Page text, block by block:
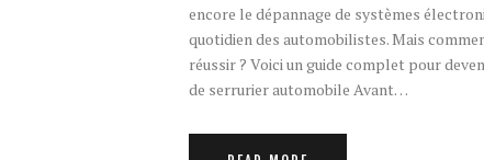
encore le dépannage de systèmes
quotidien des automobilistes. Mais
réussir ? Voici un guide complet pour
de serrurier automobile Avant…